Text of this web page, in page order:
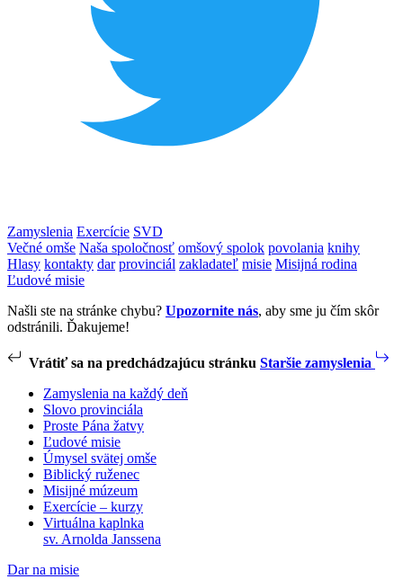
Zamyslenia Exercície SVD
Večné omše Naša spoločnosť omšový spolok povolania knihy
Hlasy kontakty dar provinciál zakladateľ misie Misijná rodina
Ľudové misie
Našli ste na stránke chybu? Upozornite nás, aby sme ju čím skôr
odstránili. Ďakujeme!
Vrátiť sa na predchádzajúcu stránku Staršie zamyslenia
Zamyslenia na každý deň
Slovo provinciála
Proste Pána žatvy
Ľudové misie
Úmysel svätej omše
Biblický ruženec
Misijné múzeum
Exercície – kurzy
Virtuálna kaplnka
sv. Arnolda Janssena
Dar na misie